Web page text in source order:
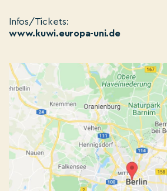
Infos/Tickets:
www.kuwi.europa-uni.de